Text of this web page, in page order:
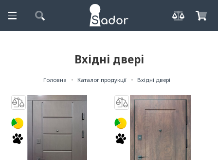
Вхідні двері
Головна Каталог продукції Вхідні двері